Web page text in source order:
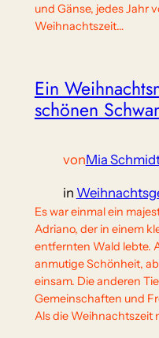
und Gänse, jedes Jahr
Weihnachtszeit…
Ein
schönen
vonMia
in
Es war einmal ein
Adriano, der in einem
entfernten Wald lebte.
anmutige Schönheit,
einsam. Die anderen
Gemeinschaften und
Als die Weihnachtszeit